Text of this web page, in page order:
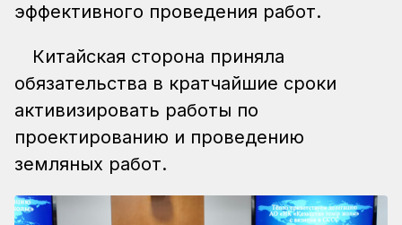
эффективного проведения работ.
Китайская сторона приняла
обязательства в кратчайшие сроки
активизировать работы по
проектированию и проведению
земляных работ.